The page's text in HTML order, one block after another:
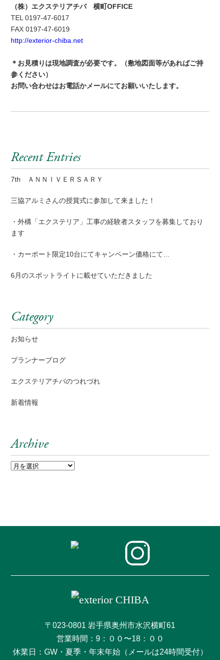
（株）エクステリアチバ 横町OFFICE
TEL 0197-47-6017
FAX 0197-47-6019
http://exterior-chiba.net
＊お見積りは現地調査が必要です。（敷地図面等があればご持
参ください）
お問い合わせはお電話かメールにてお願いいたします。
Recent Entries
7th ＡＮＮＩＶＥＲＳＡＲＹ
三協アルミさんの授賞式に参加して来ました！
・外構「エクステリア」工事の経験者スタッフを募集しており
ます
・カーポート限定10台にてキャンペーン価格にて…
6月のスポットライトに載せていただきました
Category
お知らせ
プランナーブログ
エクステリアチバのつれづれ
新着情報
Archive
〒023-0801 岩手県奥州市水沢横町61
営業時間：9：００〜18：００
休業日：GW・夏季・年末年始（メールは24時間受付）